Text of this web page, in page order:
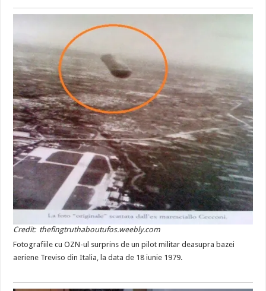
Credit: thefingtruthaboutufos.weebly.com
Fotografiile cu OZN-ul surprins de un pilot militar deasupra bazei
aeriene Treviso din Italia, la data de 18 iunie 1979.